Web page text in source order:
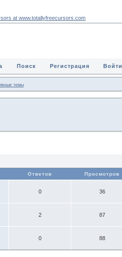
Поиск Регистрация Войти
темы
Ответов Просмотров
0 36
2 87
0 88